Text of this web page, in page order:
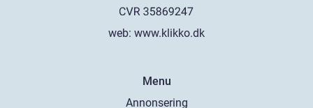
web: www.klikko.dk
Menu
Annonsering